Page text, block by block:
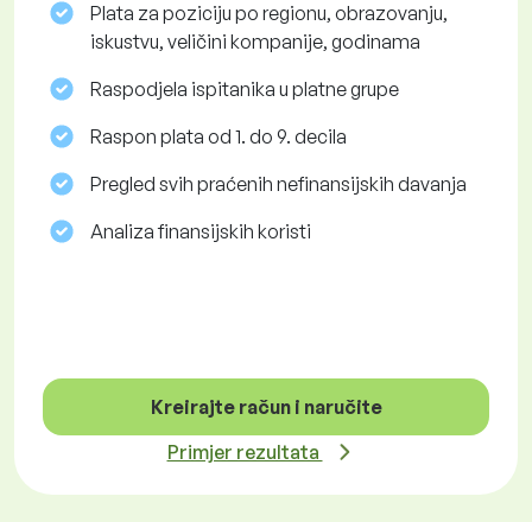
Plata za poziciju po regionu, obrazovanju,
iskustvu, veličini kompanije, godinama
Raspodjela ispitanika u platne grupe
Raspon plata od 1. do 9. decila
Pregled svih praćenih nefinansijskih davanja
Analiza finansijskih koristi
Kreirajte račun i naručite
Primjer rezultata